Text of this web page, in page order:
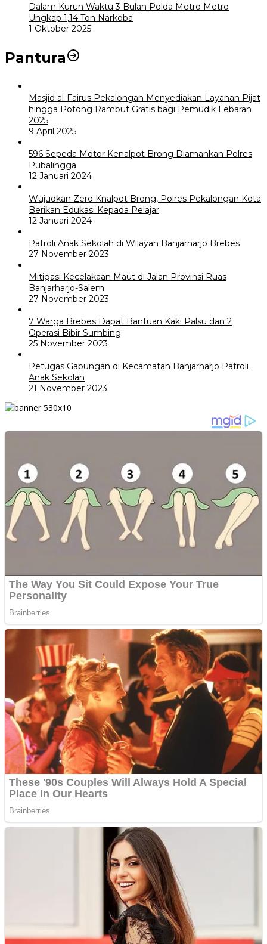
Dalam Kurun Waktu 3 Bulan Polda Metro Metro
Ungkap 1,14 Ton Narkoba
1 Oktober 2025
Pantura
Masjid al-Fairus Pekalongan Menyediakan Layanan Pijat
hingga Potong Rambut Gratis bagi Pemudik Lebaran
2025
9 April 2025
596 Sepeda Motor Kenalpot Brong Diamankan Polres
Pubalingga
12 Januari 2024
Wujudkan Zero Knalpot Brong, Polres Pekalongan Kota
Berikan Edukasi Kepada Pelajar
12 Januari 2024
Patroli Anak Sekolah di Wilayah Banjarharjo Brebes
27 November 2023
Mitigasi Kecelakaan Maut di Jalan Provinsi Ruas
Banjarharjo-Salem
27 November 2023
7 Warga Brebes Dapat Bantuan Kaki Palsu dan 2
Operasi Bibir Sumbing
25 November 2023
Petugas Gabungan di Kecamatan Banjarharjo Patroli
Anak Sekolah
21 November 2023